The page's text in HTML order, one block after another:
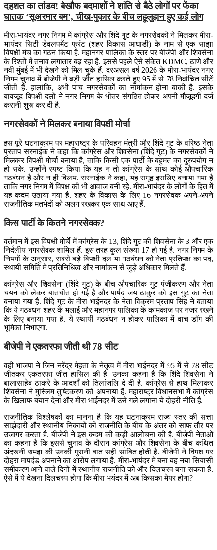
दहशत का तांडव! बेखौफ बदमाशों ने शांति से बैठे लोगों पर फेंका
घातक ‘सूअरमार बम’, चीख-पुकार के बीच लहूलुहान हुए कई लोग
मीरा-भायंदर नगर निगम में कांग्रेस और शिंदे गुट के नगरसेवकों ने मिलकर मीरा-
भायंदर सिटी डेवलपमेंट फ्रंट (शहर विकास आघाडी) के नाम से एक साझा
विपक्षी मंच का गठन किया है. महानगर पालिका के स्तर पर बीजेपी और शिवसेना
के रिश्तों में तनाव लगातार बढ़ रहा है. इससे पहले ऐसे संकेत KDMC, ठाणे और
नवी मुंबई में भी देखने को मिल चुके हैं. दरअसल वर्ष 2026 के मीरा-भायंदर नगर
निगम चुनाव में बीजेपी ने बड़ी जीत हासिल करते हुए 95 में से 78 निर्वाचित सीटें
जीती हैं. हालांकि, अभी पांच नगरसेवकों का नामांकन होना बाकी है. इसके
बावजूद विपक्षी दलों ने नगर निगम के भीतर संगठित होकर अपनी मौजूदगी दर्ज
करानी शुरू कर दी है.
नगरसेवकों ने मिलकर बनाया विपक्षी मोर्चा
इस पूरे घटनाक्रम पर महाराष्ट्र के परिवहन मंत्री और शिंदे गुट के वरिष्ठ नेता
प्रताप सरनाईक ने कहा कि कांग्रेस और शिवसेना (शिंदे गुट) के नगरसेवकों ने
मिलकर विपक्षी मोर्चा बनाया है, ताकि किसी एक पार्टी के बहुमत का दुरुपयोग न
हो सके. उन्होंने स्पष्ट किया कि यह न तो कांग्रेस के साथ कोई औपचारिक
गठबंधन है और न ही विलय. सरनाईक ने कहा, यह समूह इसलिए बनाया गया है
ताकि नगर निगम में विपक्ष की भी आवाज बनी रहे. मीरा-भायंदर के लोगों के हित में
यह कदम उठाया गया है. शहर के विकास के लिए 16 नगरसेवक अपने-अपने
राजनीतिक मतभेदों को अलग रखकर एक साथ आए हैं.
किस पार्टी के कितने नगरसेवक?
वर्तमान में इस विपक्षी मोर्चे में कांग्रेस के 13, शिंदे गुट की शिवसेना के 3 और एक
निर्दलीय नगरसेवक शामिल हैं. इस तरह कुल संख्या 17 हो गई है. नगर निगम के
नियमों के अनुसार, सबसे बड़े विपक्षी दल या गठबंधन को नेता प्रतिपक्ष का पद,
स्थायी समिति में प्रतिनिधित्व और नामांकन से जुड़े अधिकार मिलते हैं.
कांग्रेस और शिवसेना (शिंदे गुट) के बीच औपचारिक गुट पंजीकरण और नेता
चयन को लेकर बातचीत हो गई है और पार्षद जय ठाकुर को इस गुट का नेता
बनाया गया है. शिंदे गुट के मीरा भाईनदर के नेता विक्रम प्रताप सिंह ने बताया
कि ये गठबंधन शहर के भलाई और महानगर पालिका के कामकाज पर नजर रखने
के लिए बनाया गया है. ये स्थायी गठबंधन न होकर पालिका में वाच डॉग की
भूमिका निभाएगा.
बीजेपी ने एकतरफा जीती थी 78 सीट
वही भाजपा ने जिन नरेंद्र मेहता के नेतृत्व में मीरा भाईनदर में 95 में से 78 सीट
जीतकर एकतरफा जीत हासिल की है. उनका कहना है कि शिंदे शिंवसेना ने
बालासाहेब ठाकरे के आदर्शों को तिलांजलि दे दी है. कांग्रेस से हाथ मिलाकर
शिंवसेना ने मुस्लिम तुष्टिकरण को अपनाया है. महाराष्ट्र विधानसभा में कांग्रेस
के खिलाफ बयान देना और मीरा भाईनदर में उसे गले लगाना ये दोहरी नीति है.
राजनीतिक विश्लेषकों का मानना है कि यह घटनाक्रम राज्य स्तर की सत्ता
साझेदारी और स्थानीय निकायों की राजनीति के बीच के अंतर को साफ तौर पर
उजागर करता है. बीजेपी ने इस कदम की कड़ी आलोचना की है. बीजेपी नेताओं
का कहना है कि इससे चुनाव के दौरान कांग्रेस और शिवसेना के बीच कथित
अंदरूनी समझ की उनकी पुरानी बात सही साबित होती है. बीजेपी ने विपक्ष पर
दोहरा मापदंड अपनाने का आरोप लगाया है. मीरा-भायंदर में बना यह नया सियासी
समीकरण आने वाले दिनों में स्थानीय राजनीति को और दिलचस्प बना सकता है.
ऐसे में ये देखना दिलचस्प होगा कि मीरा भयंदर में अब किसका मेयर होगा?